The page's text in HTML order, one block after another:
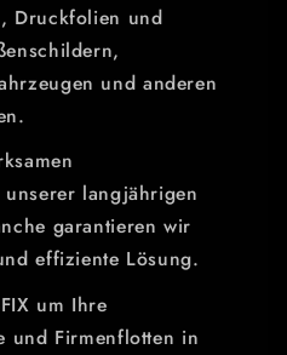
Druckfolien und
und anderen
langjährigen
garantieren wir
effiziente Lösung.
um Ihre
und Firmenflotten in